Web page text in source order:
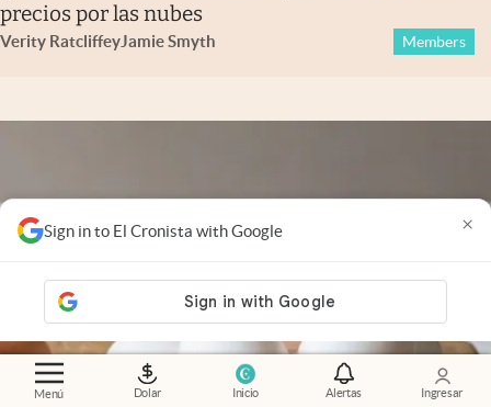
Menú Dolar Inicio Alertas Ingresar
Sign in to El Cronista with Google ×
precios por las nubes
Verity RatcliffeyJamie Smyth Members